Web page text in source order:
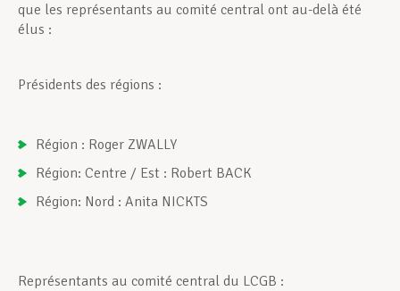
que les représentants au comité central ont au-delà été
élus :
Présidents des régions :
Région : Roger ZWALLY
Région: Centre / Est : Robert BACK
Région: Nord : Anita NICKTS
Représentants au comité central du LCGB :